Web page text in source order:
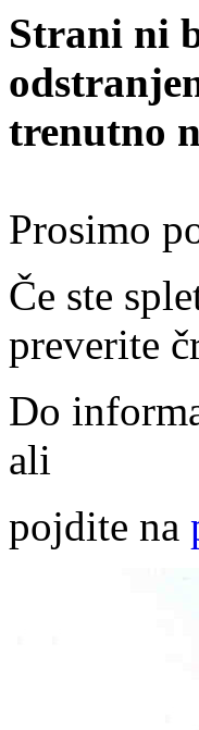
Strani ni
trenutno
Prosimo
Če ste
preverite
Do
ali
pojdite na